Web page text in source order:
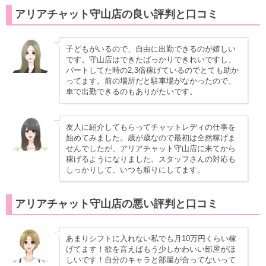
アリアチャット守山店の良い評判と口コミ
子どもがいるので、自由に出勤できるのが嬉しい
です。守山店はできたばっかりできれいですし、
パートしてた時の2,3倍稼げているのでとても助か
ってます。前の場所だと駐車場がなかったので、
車で出勤できるのもありがたいです。
友人に紹介してもらってチャットレディの仕事を
始めてみました。歳が歳なので最初は全然稼げま
せんでしたが、アリアチャット守山店に来てから
稼げるようになりました。スタッフさんの対応も
しっかりして、いつも頼りにしてます。
アリアチャット守山店の悪い評判と口コミ
あまりシフトに入れない私でも月10万円くらい稼
げてます！欲を言えばもう少しかわいい部屋がほ
しいです！自分のキャラと部屋が合ってないって